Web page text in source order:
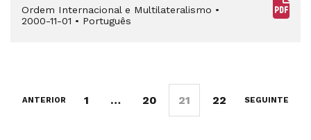
Ordem Internacional e Multilateralismo •
2000-11-01 • Português
ANTERIOR 1 … 20 21 22 SEGUINTE